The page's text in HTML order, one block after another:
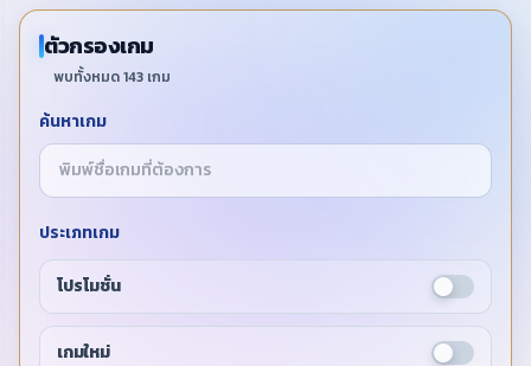
บัตรเติมเงิน
เกี่ยวกับ
ตัวกรองเกม
พบทั้งหมด143 เกม
ค้นหาเกม
ประเภทเกม
โปรโมชั่น
เกมใหม่